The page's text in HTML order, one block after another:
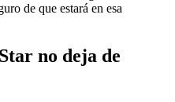
de que estará en esa
no deja de